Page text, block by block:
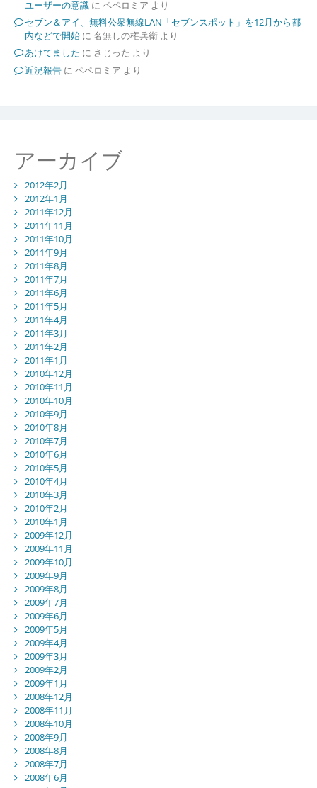
ユーザーの意識に ペペロミア より
セブン＆アイ、無料公衆無線LAN「セブンスポット」を12月から都
内などで開始に 名無しの権兵衛より
あけてました に さじった より
近況報告に ペペロミア より
アーカイブ
2012年2月
2012年1月
2011年12月
2011年11月
2011年10月
2011年9月
2011年8月
2011年7月
2011年6月
2011年5月
2011年4月
2011年3月
2011年2月
2011年1月
2010年12月
2010年11月
2010年10月
2010年9月
2010年8月
2010年7月
2010年6月
2010年5月
2010年4月
2010年3月
2010年2月
2010年1月
2009年12月
2009年11月
2009年10月
2009年9月
2009年8月
2009年7月
2009年6月
2009年5月
2009年4月
2009年3月
2009年2月
2009年1月
2008年12月
2008年11月
2008年10月
2008年9月
2008年8月
2008年7月
2008年6月